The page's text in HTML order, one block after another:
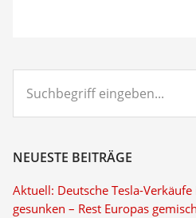
eingeben...
NEUESTE BEITRÄGE
Aktuell: Deutsche Tesla-
gesunken – Rest Europas